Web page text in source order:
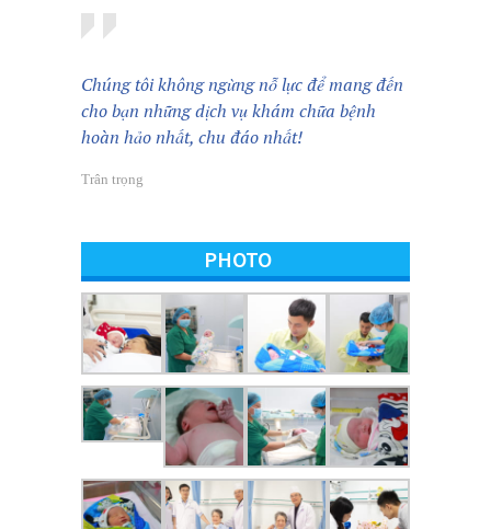
Chúng tôi không ngừng nỗ lực để mang đến
cho bạn những dịch vụ khám chữa bệnh
hoàn hảo nhất, chu đáo nhất!
Trân trọng
PHOTO